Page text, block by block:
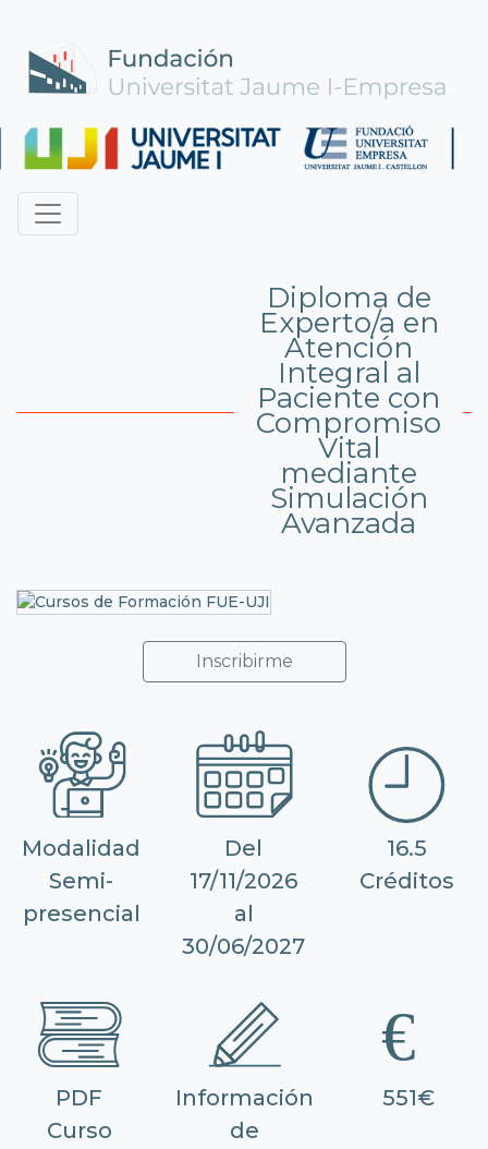
Diploma de
Experto/a en
Atención
Integral al
Paciente con
Compromiso
Vital
mediante
Simulación
Avanzada
Inscribirme
Modalidad
Semi-
presencial
Del
17/11/2026
al
30/06/2027
16.5
Créditos
PDF
Curso
Información
de
551€